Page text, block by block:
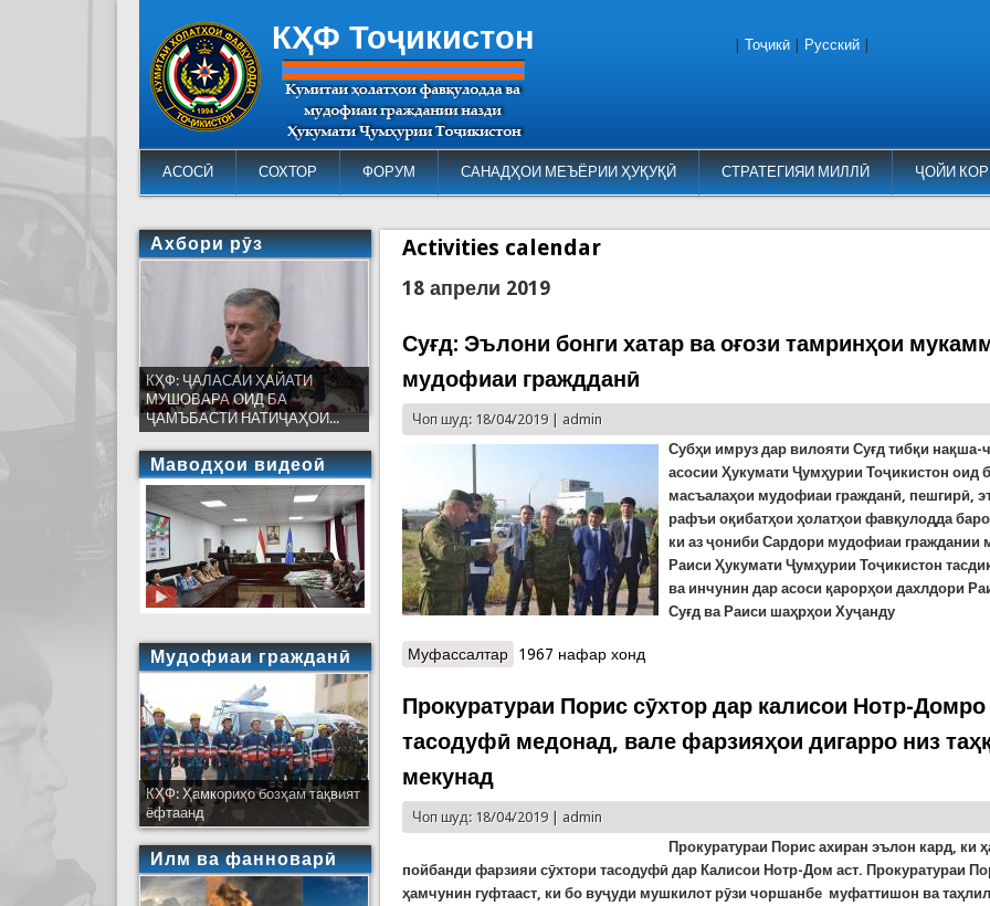
КҲФ Тоҷикистон
АСОСӢ СОХТОР ФОРУМ САНАДҲОИ МЕЪЁРИИ ҲУҚУҚӢ СТРАТЕГИЯИ МИЛЛӢ ҶОЙИ
Тоҷикӣ Русский
Activities calendar
18 апрели 2019
Суғд: Эълони бонги хатар ва оғози тамринҳои
мудофиаи граждданӣ
Чоп шуд: 18/04/2019 | admin
Субҳи имруз дар вилояти Суғд тибқи нақша-
асосии Ҳукумати Ҷумҳурии Тоҷикистон оид
масъалаҳои мудофиаи гражданӣ, пешгирӣ,
рафъи оқибатҳои ҳолатҳои фавқулодда
ки аз ҷониби Сардори мудофиаи граждании
Раиси Ҳукумати Ҷумҳурии Тоҷикистон
ва инчунин дар асоси қарорҳои дахлдори
Суғд ва Раиси шаҳрҳои Хуҷанду
Муфассалтар о Суғд: Эълони бонги хатар ва оғози тамринҳои мукаммали
1967 нафар хонд
Прокуратураи Порис сӯхтор дар калисои Нотр-Домро
тасодуфӣ медонад, вале фарзияҳои дигарро низ
мекунад
Чоп шуд: 18/04/2019 | admin
Прокуратураи Порис ахиран эълон кард, ки
пойбанди фарзияи сӯхтори тасодуфӣ дар Калисои Нотр-Дом аст. Прокуратураи
ҳамчунин гуфтааст, ки бо вуҷуди мушкилот рӯзи чоршанбе муфаттишон ва
Ахбори рӯз
КҲФ: ҶАЛАСАИ ҲАЙАТИ
МУШОВАРА ОИД БА
ҶАМЪБАСТИ НАТИҶАҲОИ...
Маводҳои видеоӣ
Мудофиаи гражданӣ
КҲФ: Ҳамкориҳо бозҳам тақвият
ёфтаанд
Илм ва фанноварӣ